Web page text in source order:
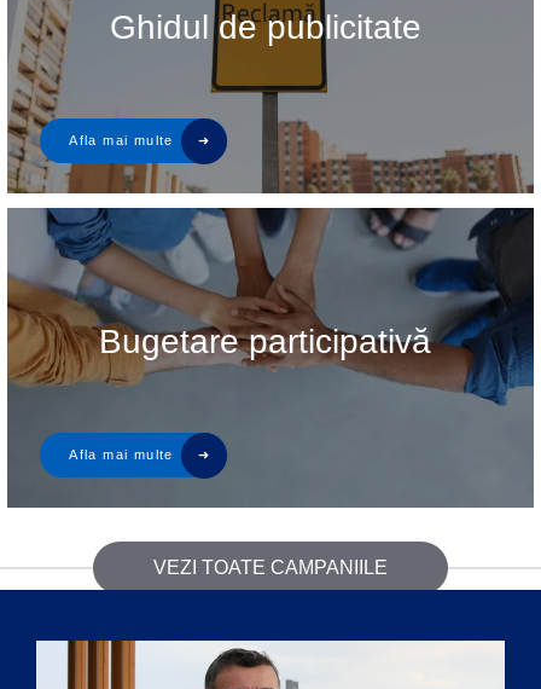
Ghidul de publicitate
Bugetare participativă
VEZI TOATE CAMPANIILE